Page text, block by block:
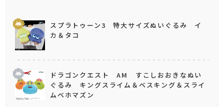
スプラトゥーン3 特大サイズぬいぐるみ イ
カ＆タコ
ドラゴンクエスト AM すこしおおきなぬい
ぐるみ キングスライム＆ベスキング＆スライ
ムベホマズン